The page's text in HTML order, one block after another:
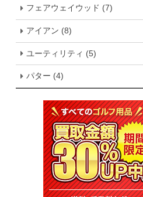
フェアウェイウッド (7)
アイアン (8)
ユーティリティ (5)
パター (4)